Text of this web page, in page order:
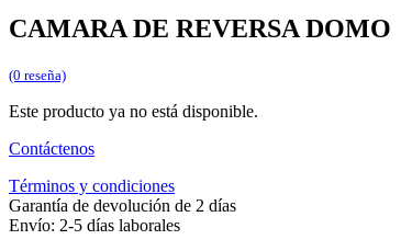
CAMARA DE REVERSA DOMO
(0 reseña)
Este producto ya no está disponible.
Contáctenos
Términos y condiciones
Garantía de devolución de 2 días
Envío: 2-5 días laborales